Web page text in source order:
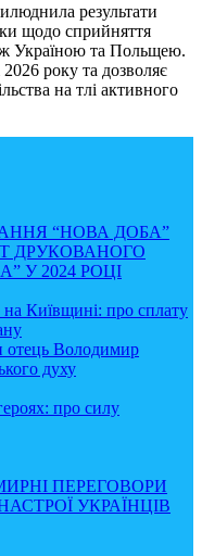
результати
щодо сприйняття
Україною та Польщею.
року та дозволяє
на тлі активного
“НОВА ДОБА”
ДРУКОВАНОГО
У 2024 РОЦІ
на Київщині: про сплату
отець Володимир
духу
про силу
ПЕРЕГОВОРИ
УКРАЇНЦІВ